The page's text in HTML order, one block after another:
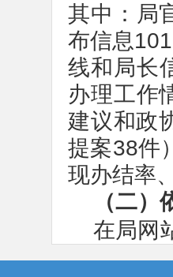
其中：局
布信息
线和局长
办理工作
建议和政
提案38件
现办结率
（二）
在局网
市农业农